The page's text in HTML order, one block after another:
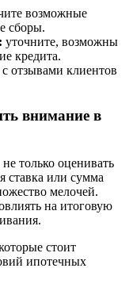
возможные
сборы.
уточните, возможны
кредита.
с отзывами клиентов
внимание в
только оценивать
ставка или сумма
мелочей.
на итоговую
стоит
ипотечных